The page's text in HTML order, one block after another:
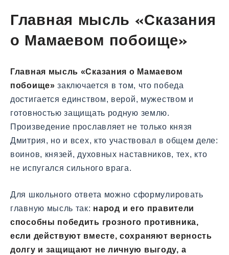
Главная мысль «Сказания
о Мамаевом побоище»
Главная мысль «Сказания о Мамаевом
побоище» заключается в том, что победа
достигается единством, верой, мужеством и
готовностью защищать родную землю.
Произведение прославляет не только князя
Дмитрия, но и всех, кто участвовал в общем деле:
воинов, князей, духовных наставников, тех, кто
не испугался сильного врага.
Для школьного ответа можно сформулировать
главную мысль так: народ и его правители
способны победить грозного противника,
если действуют вместе, сохраняют верность
долгу и защищают не личную выгоду, а